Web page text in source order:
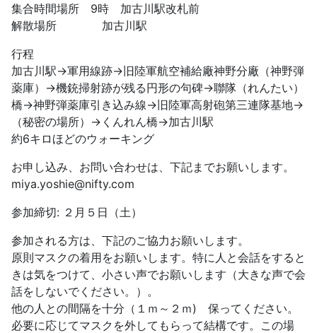
集合時間場所 9時 加古川駅改札前
解散場所 加古川駅
行程
加古川駅→軍用線跡→旧陸軍航空補給廠神野分廠（神野弾
薬庫）→機銃掃射跡が残る円形の句碑→聯隊（れんたい）
橋→神野弾薬庫引き込み線→旧陸軍高射砲第三連隊基地→
（秘密の場所）→くんれん橋→加古川駅
約6キロほどのウォーキング
お申し込み、お問い合わせは、下記までお願いします。
miya.yoshie@nifty.com
参加締切: ２月５日（土）
参加される方は、下記のご協力お願いします。
原則マスクの着用をお願いします。特に人と会話をすると
きは気をつけて、小さい声でお願いします（大きな声で会
話をしないでください。）。
他の人との間隔を十分（１ｍ～２ｍ) 保ってください。
必要に応じてマスクを外してもらって結構です。この場